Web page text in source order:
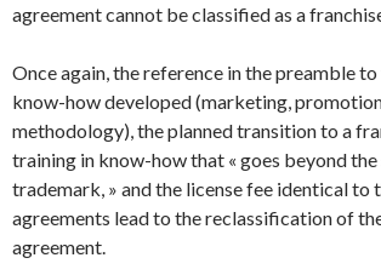
agreement cannot be classified as a
Once again, the reference in the preamble
know-how developed (marketing,
methodology), the planned transition to a
training in know-how that « goes beyond the
trademark, » and the license fee identical to
agreements lead to the reclassification of
agreement.